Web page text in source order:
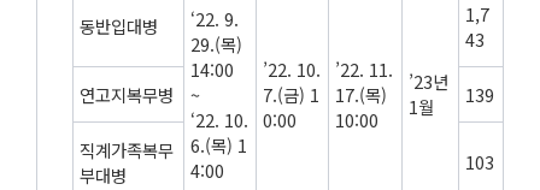
동반입대병
‘22. 9.
29.(목)
14:00
~
‘22. 10.
6.(목) 1
4:00
’22. 10.
7.(금) 1
0:00
’22. 11.
17.(목)
10:00
’23년
1월
1,7
43
연고지복무병 139
직계가족복무
부대병
103